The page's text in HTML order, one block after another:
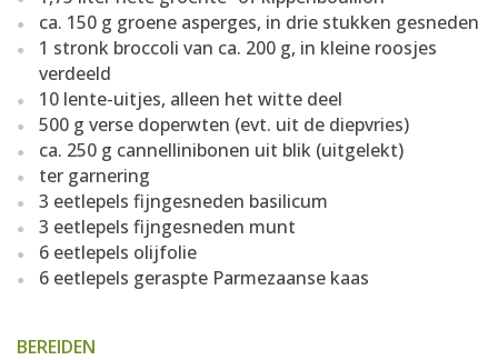
ca. 150 g groene asperges, in drie stukken gesneden
1 stronk broccoli van ca. 200 g, in kleine roosjes
verdeeld
10 lente-uitjes, alleen het witte deel
500 g verse doperwten (evt. uit de diepvries)
ca. 250 g cannellinibonen uit blik (uitgelekt)
ter garnering
3 eetlepels fijngesneden basilicum
3 eetlepels fijngesneden munt
6 eetlepels olijfolie
6 eetlepels geraspte Parmezaanse kaas
BEREIDEN